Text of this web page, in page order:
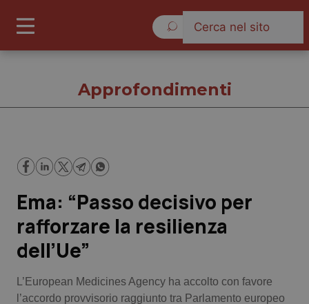
Cronache
Governo e Parlamento
Approfondimenti
Ema: “Passo decisivo per
rafforzare la resilienza
dell’Ue”
L’European Medicines Agency ha accolto con favore
l’accordo provvisorio raggiunto tra Parlamento europeo